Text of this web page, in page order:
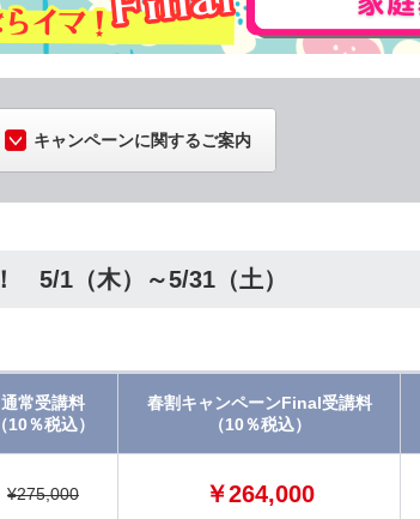
キャンペーンに関するご案内
！ 5/1（木）～5/31（土）
通常受講料
（10％税込）
春割キャンペーンFinal受講料
（10％税込）
¥275,000 ￥264,000